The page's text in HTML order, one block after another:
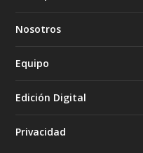
Nosotros
Equipo
Edición Digital
Privacidad